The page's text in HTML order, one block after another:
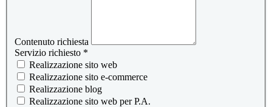
Contenuto richiesta
Servizio richiesto *
Realizzazione sito web
Realizzazione sito e-commerce
Realizzazione blog
Realizzazione sito web per P.A.